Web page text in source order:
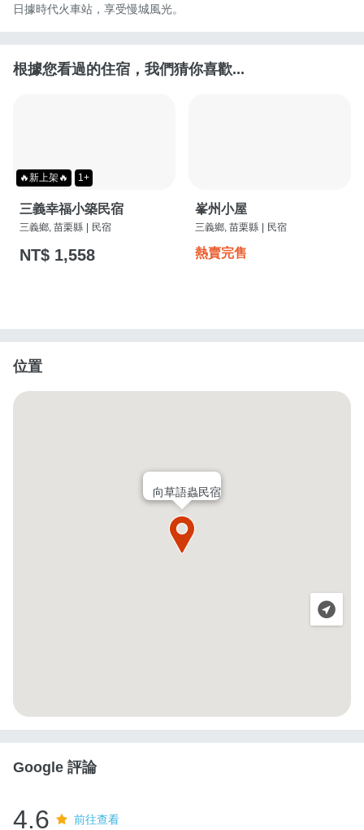
日據時代火車站，享受慢城風光。
根據您看過的住宿，我們猜你喜歡...
🔥新上架🔥 1+
三義幸福小築民宿
三義鄉, 苗栗縣 民宿
NT$ 1,558
峯州小屋
三義鄉, 苗栗縣 民宿
熱賣完售
位置
向草語蟲民宿
Google 評論
4.6 前往查看